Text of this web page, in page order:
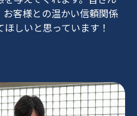
客様との温かい信頼関係
しいと思っています！